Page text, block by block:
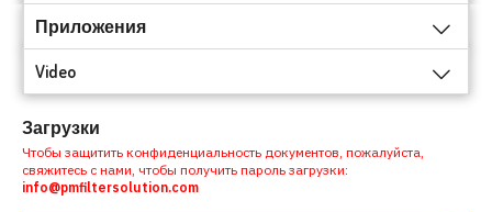
Приложения
Video
Загрузки
Чтобы защитить конфиденциальность документов, пожалуйста,
свяжитесь с нами, чтобы получить пароль загрузки:
info@pmfiltersolution.com